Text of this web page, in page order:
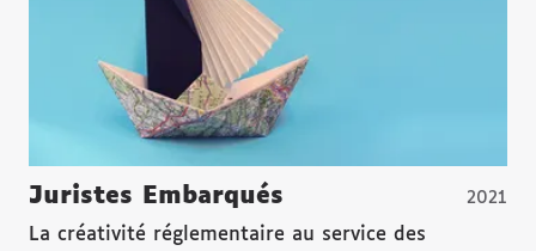
Juristes Embarqués
La créativité réglementaire au service des
2021